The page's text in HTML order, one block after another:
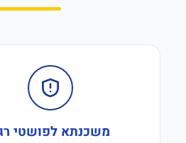
משכנתא לפושטי